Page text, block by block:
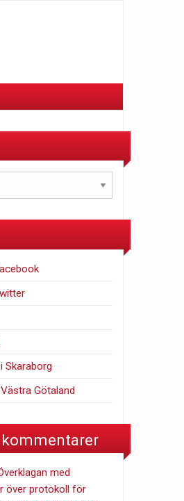
Skaraborg
Götaland
kommentarer
med
över protokoll för